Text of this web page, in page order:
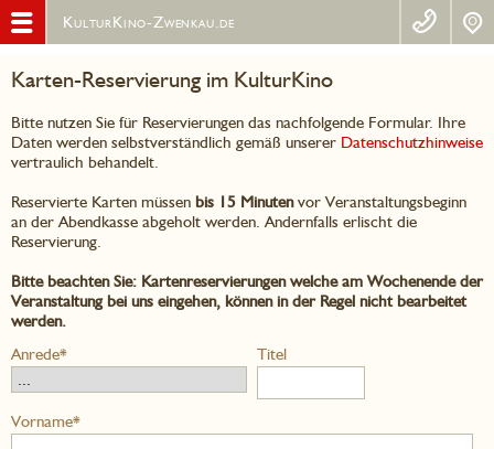
KulturKino-Zwenkau.de
Karten-Reservierung im KulturKino
Bitte nutzen Sie für Reservierungen das nachfolgende Formular. Ihre
Daten werden selbstverständlich gemäß unserer Datenschutzhinweise
vertraulich behandelt.
Reservierte Karten müssen bis 15 Minutenvor Veranstaltungsbeginn
an der Abendkasse abgeholt werden. Andernfalls erlischt die
Reservierung.
Bitte beachten Sie: Kartenreservierungen welche am Wochenende der
Veranstaltung bei uns eingehen, können in der Regel nicht bearbeitet
werden.
Anrede*
Titel
Vorname*